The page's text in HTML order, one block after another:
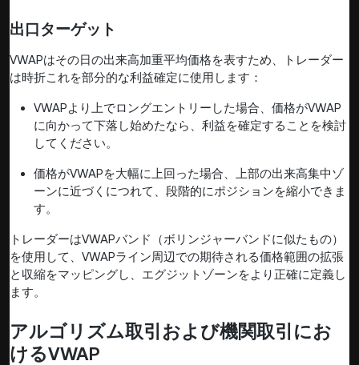
出口ターゲット
VWAPはその日の出来高加重平均価格を表すため、トレーダー
は時折これを部分的な利益確定に使用します：
VWAPより上でロングエントリーした場合、価格がVWAP
に向かって下落し始めたなら、利益を確定することを検討
してください。
価格がVWAPを大幅に上回った場合、上部の出来高集中ゾ
ーンに近づくにつれて、段階的にポジションを縮小できま
す。
トレーダーはVWAPバンド（ボリンジャーバンドに似たもの）
を使用して、VWAPライン周辺での期待される価格範囲の拡張
と収縮をマッピングし、エグジットゾーンをより正確に定義し
ます。
アルゴリズム取引および機関取引にお
けるVWAP